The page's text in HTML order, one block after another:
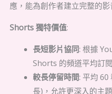
應，能為創作者建立完整的影
Shorts 獨特價值:
長短影片協同: 根據
Shorts 的頻道平均訂
較長停留時間: 平均
長)，允許更深入的主